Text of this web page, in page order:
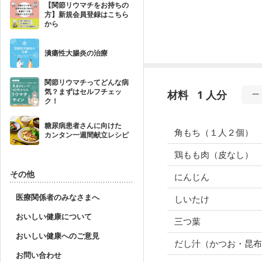
【関節リウマチをお持ちの
方】新規会員登録はこちら
から
潰瘍性大腸炎の治療
関節リウマチってどんな病
気？まずはセルフチェッ
ク！
糖尿病患者さんに向けた
カンタン一週間献立レシピ
その他
医療関係者のみなさまへ
おいしい健康について
おいしい健康へのご意見
お問い合わせ
材料 1 人分
角もち（１人２個）
鶏もも肉（皮なし）
にんじん
しいたけ
三つ葉
だし汁（かつお・昆